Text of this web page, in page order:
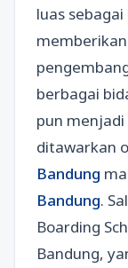
luas
berbagai
pun
ditawarkan
Bandung
Bandung.
Boarding
Bandung,